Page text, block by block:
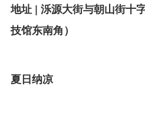
地址 | 泺源大街与朝山街十
技馆东南角）
夏日纳凉